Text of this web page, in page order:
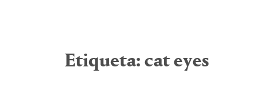
Etiqueta: cat eyes